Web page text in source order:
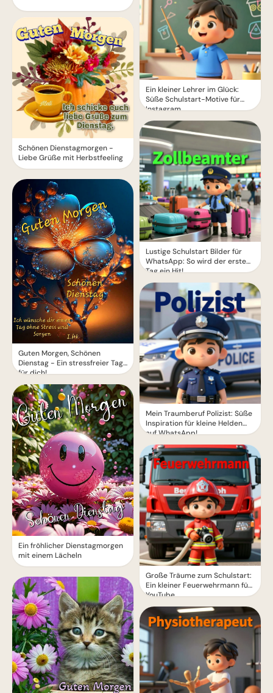
Schönen Dienstagmorgen -
Liebe Grüße mit Herbstfeeling
Guten Morgen, Schönen
Dienstag - Ein stressfreier Tag
für dich!
Ein fröhlicher Dienstagmorgen
mit einem Lächeln
Ein kleiner Lehrer im Glück:
Süße Schulstart-Motive für
Instagram
Lustige Schulstart Bilder für
WhatsApp: So wird der erste
Tag ein Hit!
Mein Traumberuf Polizist: Süße
Inspiration für kleine Helden
auf WhatsApp!
Große Träume zum Schulstart:
Ein kleiner Feuerwehrmann für
YouTube